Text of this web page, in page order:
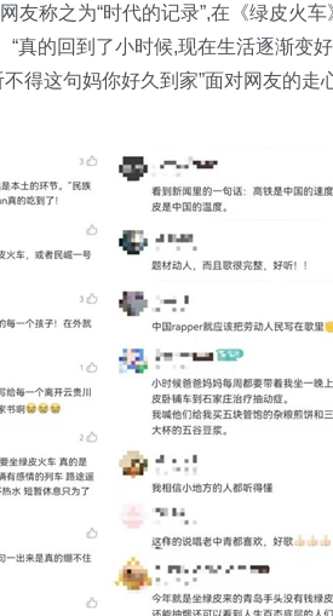
友称之为“时代的记录”,在《绿皮火
“真的回到了小时候,现在生活逐渐变
得这句妈你好久到家”面对网友的